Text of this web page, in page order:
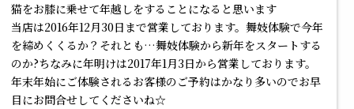
猫をお膝に乗せて年越しをすることになると思います
当店は2016年12月30日まで営業しております。舞妓体験で今年
を締めくくるか？それとも…舞妓体験から新年をスタートする
のか?ちなみに年明けは2017年1月3日から営業しております。
年末年始にご体験されるお客様のご予約はかなり多いのでお早
目にお問合せしてくださいね☆